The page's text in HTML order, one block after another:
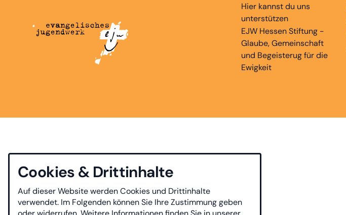
Hier kannst du uns
unterstützen
EJW Hessen Stiftung -
Glaube, Gemeinschaft
und Begeisterug für die
Ewigkeit
Cookies & Drittinhalte
Auf dieser Website werden Cookies und Drittinhalte
verwendet. Im Folgenden können Sie Ihre Zustimmung geben